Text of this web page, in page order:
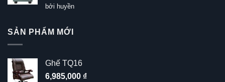
Được xếp
hạng5
bởi huyền
SẢN PHẨM MỚI
Ghế TQ16
6,985,000 ₫